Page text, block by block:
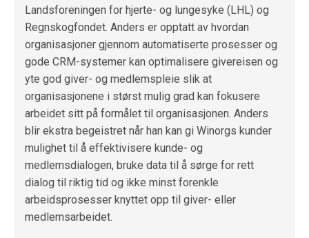
Landsforeningen for hjerte- og lungesyke (LHL) og
Regnskogfondet. Anders er opptatt av hvordan
organisasjoner gjennom automatiserte prosesser og
gode CRM-systemer kan optimalisere givereisen og
yte god giver- og medlemspleie slik at
organisasjonene i størst mulig grad kan fokusere
arbeidet sitt på formålet til organisasjonen. Anders
blir ekstra begeistret når han kan gi Winorgs kunder
mulighet til å effektivisere kunde- og
medlemsdialogen, bruke data til å sørge for rett
dialog til riktig tid og ikke minst forenkle
arbeidsprosesser knyttet opp til giver- eller
medlemsarbeidet.